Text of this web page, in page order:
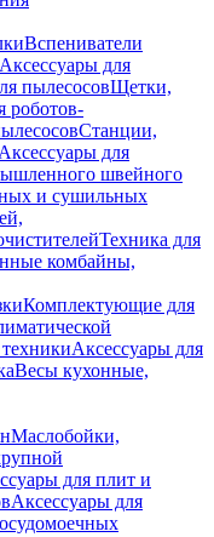
Вспениватели
Аксессуары для
пылесосовЩетки,
роботов-
Станции,
Аксессуары для
швейного
и сушильных
Техника для
комбайны,
Комплектующие для
Аксессуары для
Весы кухонные,
Маслобойки,
для плит и
Аксессуары для